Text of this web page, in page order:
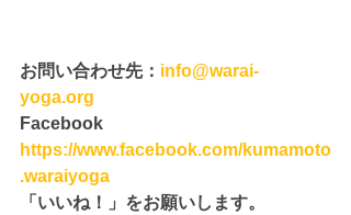
お問い合わせ先： info@warai-
yoga.org
Facebook
https://www.facebook.com/kumamoto
.waraiyoga
「いいね！」をお願いします。